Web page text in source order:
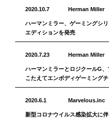
Online store
Recruit
2020.10.7 Herman Miller
ハーマンミラー、ゲーミングシ
エディションを発売
2020.7.23 Herman Miller
ハーマンミラーとロジクールG
こたえてエンボディゲーミング
2020.6.1 Marvelous.inc
新型コロナウイルス感染拡大に